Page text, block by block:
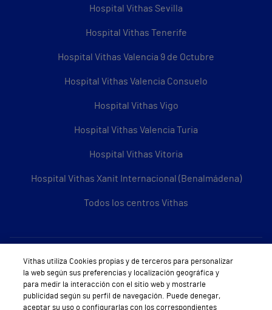
Hospital Vithas Sevilla
Hospital Vithas Tenerife
Hospital Vithas Valencia 9 de Octubre
Hospital Vithas Valencia Consuelo
Hospital Vithas Vigo
Hospital Vithas Valencia Turia
Hospital Vithas Vitoria
Hospital Vithas Xanit Internacional (Benalmádena)
Todos los centros Vithas
Sobre Vithas
Quiénes somos
Trabajar en Vithas
Vithas utiliza Cookies propias y de terceros para personalizar
la web según sus preferencias y localización geográfica y
para medir la interacción con el sitio web y mostrarle
publicidad según su perfil de navegación. Puede denegar,
aceptar su uso o configurarlas con los correspondientes